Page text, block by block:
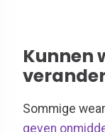
Kunnen
Sommige
geven